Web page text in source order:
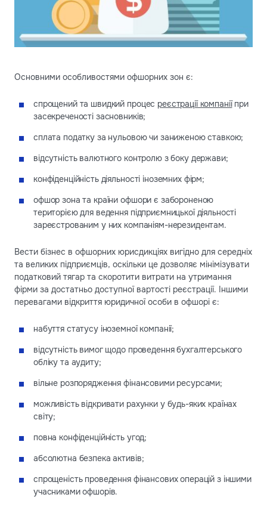
Основними особливостями офшорних зон є:
спрощений та швидкий процес реєстрації компаніїпри
засекреченості засновників;
сплата податку за нульовою чи заниженою ставкою;
відсутність валютного контролю з боку держави;
конфіденційність діяльності іноземних фірм;
офшор зона та країни офшори є забороненою
територією для ведення підприємницької діяльності
зареєстрованим у них компаніям-нерезидентам.
Вести бізнес в офшорних юрисдикціях вигідно для середніх
та великих підприємців, оскільки це дозволяє мінімізувати
податковий тягар та скоротити витрати на утримання
фірми за достатньо доступної вартості реєстрації. Іншими
перевагами відкриття юридичної особи в офшорі є:
набуття статусу іноземної компанії;
відсутність вимог щодо проведення бухгалтерського
обліку та аудиту;
вільне розпорядження фінансовими ресурсами;
можливість відкривати рахунки у будь-яких країнах
світу;
повна конфіденційність угод;
абсолютна безпека активів;
спрощеність проведення фінансових операцій з іншими
учасниками офшорів.